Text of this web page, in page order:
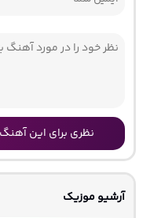
نظری برای این
آرشیو موزیک